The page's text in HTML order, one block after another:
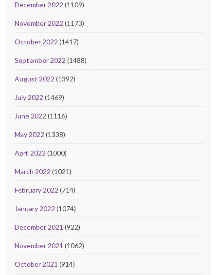
December 2022 (1109)
November 2022 (1173)
October 2022 (1417)
September 2022 (1488)
August 2022 (1392)
July 2022 (1469)
June 2022 (1116)
May 2022 (1338)
April 2022 (1000)
March 2022 (1021)
February 2022 (714)
January 2022 (1074)
December 2021 (922)
November 2021 (1062)
October 2021 (914)